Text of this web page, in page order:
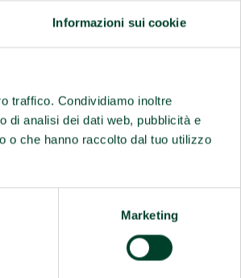
Informazioni sui cookie
traffico. Condividiamo inoltre
di analisi dei dati web, pubblicità e
o che hanno raccolto dal tuo utilizzo
Marketing